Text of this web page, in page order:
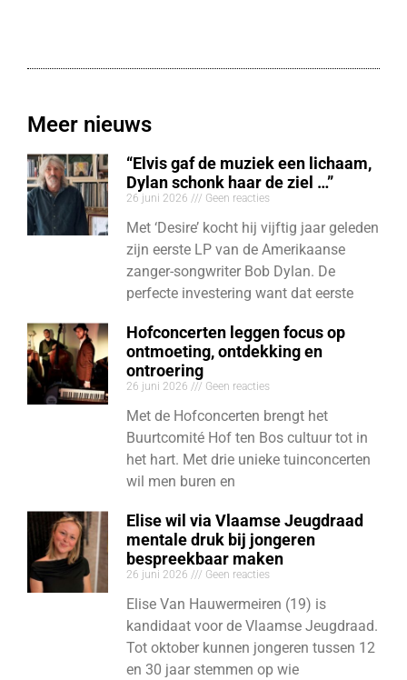
Meer nieuws
“Elvis gaf de muziek een lichaam,
Dylan schonk haar de ziel …”
26 juni 2026 Geen reacties
Met ‘Desire’ kocht hij vijftig jaar geleden
zijn eerste LP van de Amerikaanse
zanger-songwriter Bob Dylan. De
perfecte investering want dat eerste
Hofconcerten leggen focus op
ontmoeting, ontdekking en
ontroering
26 juni 2026 Geen reacties
Met de Hofconcerten brengt het
Buurtcomité Hof ten Bos cultuur tot in
het hart. Met drie unieke tuinconcerten
wil men buren en
Elise wil via Vlaamse Jeugdraad
mentale druk bij jongeren
bespreekbaar maken
26 juni 2026 Geen reacties
Elise Van Hauwermeiren (19) is
kandidaat voor de Vlaamse Jeugdraad.
Tot oktober kunnen jongeren tussen 12
en 30 jaar stemmen op wie